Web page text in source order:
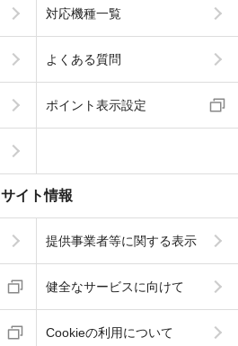
対応機種一覧
よくある質問
ポイント表示設定
サイト情報
提供事業者等に関する表示
健全なサービスに向けて
Cookieの利用について